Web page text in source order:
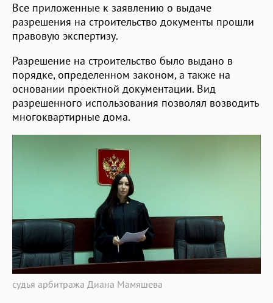
Все приложенные к заявлению о выдаче
разрешения на строительство документы прошли
правовую экспертизу.
Разрешение на строительство было выдано в
порядке, определенном законом, а также на
основании проектной документации. Вид
разрешенного использования позволял возводить
многоквартирные дома.
судья арбитража Диана Мамяшева